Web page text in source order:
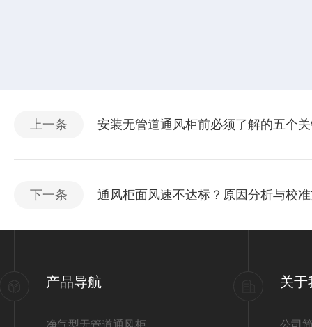
上一条 安装无管道通风柜前必须了解的五个
下一条 通风柜面风速不达标？原因分析与校
产品导航
净气型无管道通风柜
关于
公司